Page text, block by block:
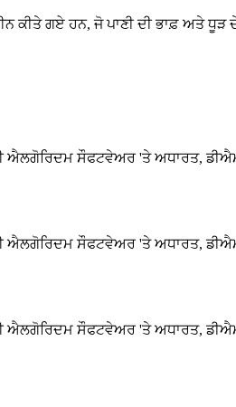
ਗਏ ਹਨ, ਜੋ ਪਾਣੀ ਦੀ ਭਾਫ਼ ਅਤੇ
ਸੌਫਟਵੇਅਰ 'ਤੇ ਅਧਾਰਤ,
ਸੌਫਟਵੇਅਰ 'ਤੇ ਅਧਾਰਤ,
ਸੌਫਟਵੇਅਰ 'ਤੇ ਅਧਾਰਤ,